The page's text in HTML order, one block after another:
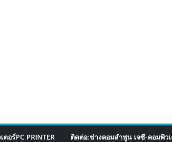
อร์PC PRINTER ติดต่อ:ช่างคอมลำพูน เจซี-คอมพิว